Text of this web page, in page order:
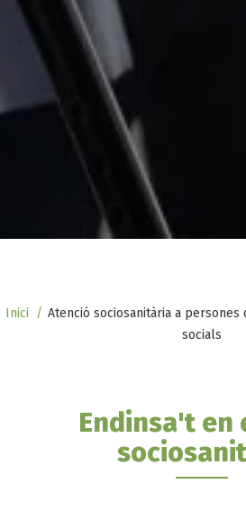
Fil
Inici
Atenció sociosanitària a
socials
Endinsa't en